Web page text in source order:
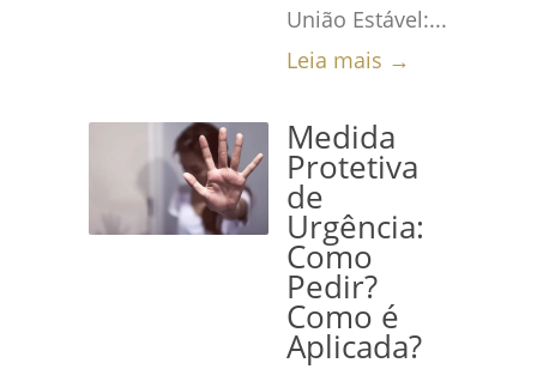
União Estável:...
Leia mais →
Medida
Protetiva
de
Urgência:
Como
Pedir?
Como é
Aplicada?